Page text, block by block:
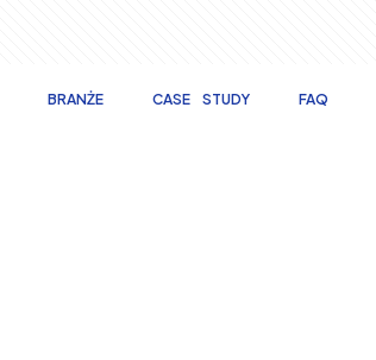
BRANŻE CASE STUDY FAQ